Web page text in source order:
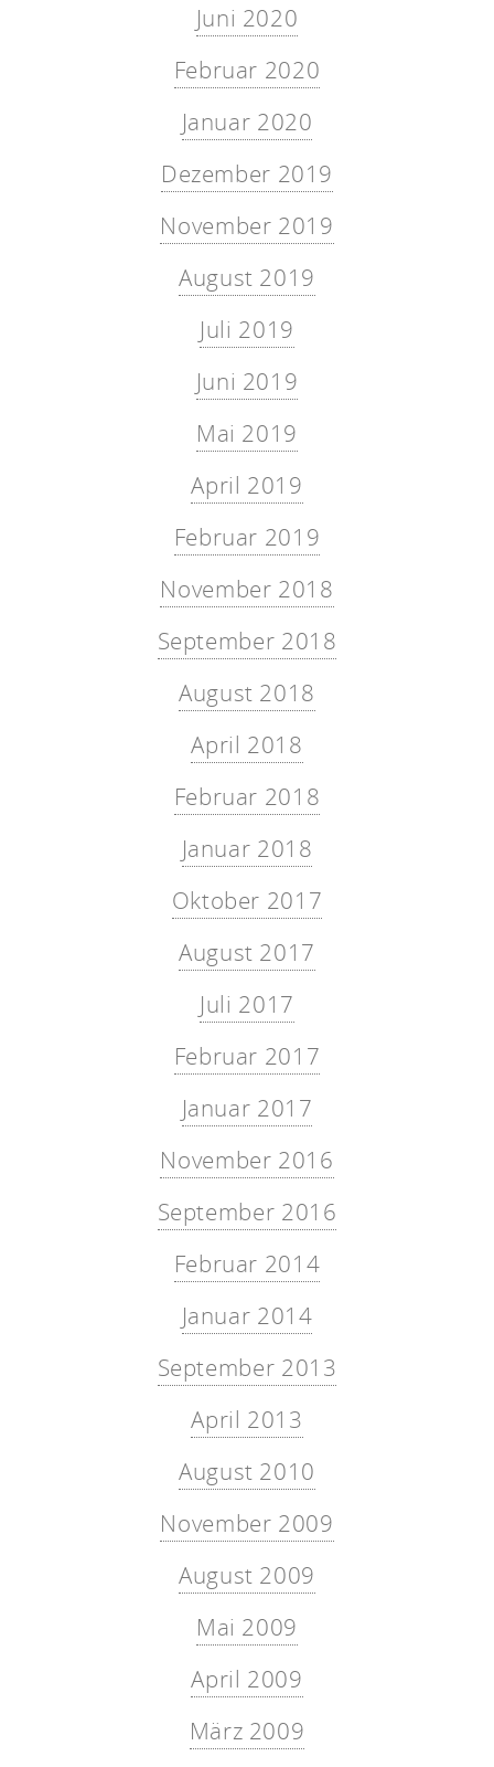
Juni 2020
Februar 2020
Januar 2020
Dezember 2019
November 2019
August 2019
Juli 2019
Juni 2019
Mai 2019
April 2019
Februar 2019
November 2018
September 2018
August 2018
April 2018
Februar 2018
Januar 2018
Oktober 2017
August 2017
Juli 2017
Februar 2017
Januar 2017
November 2016
September 2016
Februar 2014
Januar 2014
September 2013
April 2013
August 2010
November 2009
August 2009
Mai 2009
April 2009
März 2009